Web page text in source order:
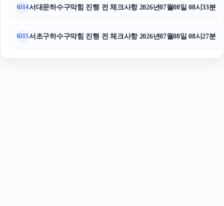
6314서대문하수구막힘 진행 전 체크사항 2026년07월08일 08시33분
6315서초구하수구막힘 진행 전 체크사항 2026년07월08일 08시27분